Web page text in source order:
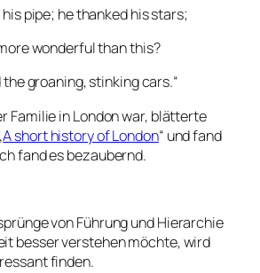
pipe; he thanked his stars;
wonderful than this?
the groaning, stinking cars.“
Familie in London war, blätterte
A short history of London“ und fand
fand es bezaubernd.
von Führung und Hierarchie
besser verstehen möchte, wird
finden.